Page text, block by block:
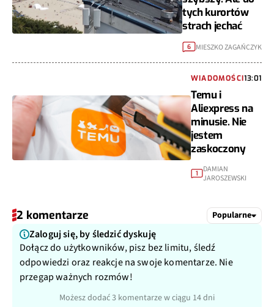
tych kurortów
strach jechać
6 MIESZKO ZAGAŃCZYK
WIADOMOŚCI13:01
Temu i
Aliexpress na
minusie. Nie
jestem
zaskoczony
1
DAMIAN
JAROSZEWSKI
2 komentarze Popularne
Zaloguj się, by śledzić dyskuję
Dołącz do użytkowników, pisz bez limitu, śledź
odpowiedzi oraz reakcje na swoje komentarze. Nie
przegap ważnych rozmów!
Możesz dodać 3 komentarze w ciągu 14 dni